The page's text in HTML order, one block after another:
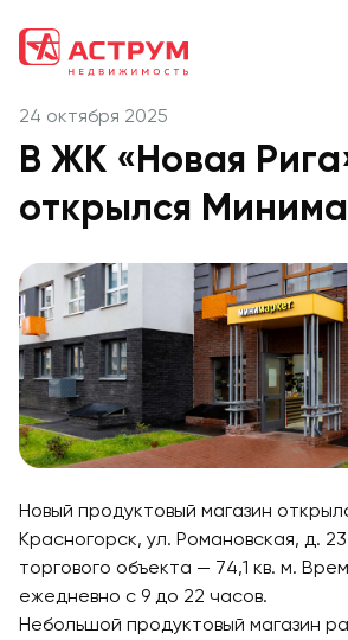
24 октября 2025
В ЖК «Новая
открылся
Новый продуктовый магазин
Красногорск, ул. Романовская, д.
торгового объекта — 74,1 кв. м.
ежедневно с 9 до 22 часов.
Небольшой продуктовый магазин